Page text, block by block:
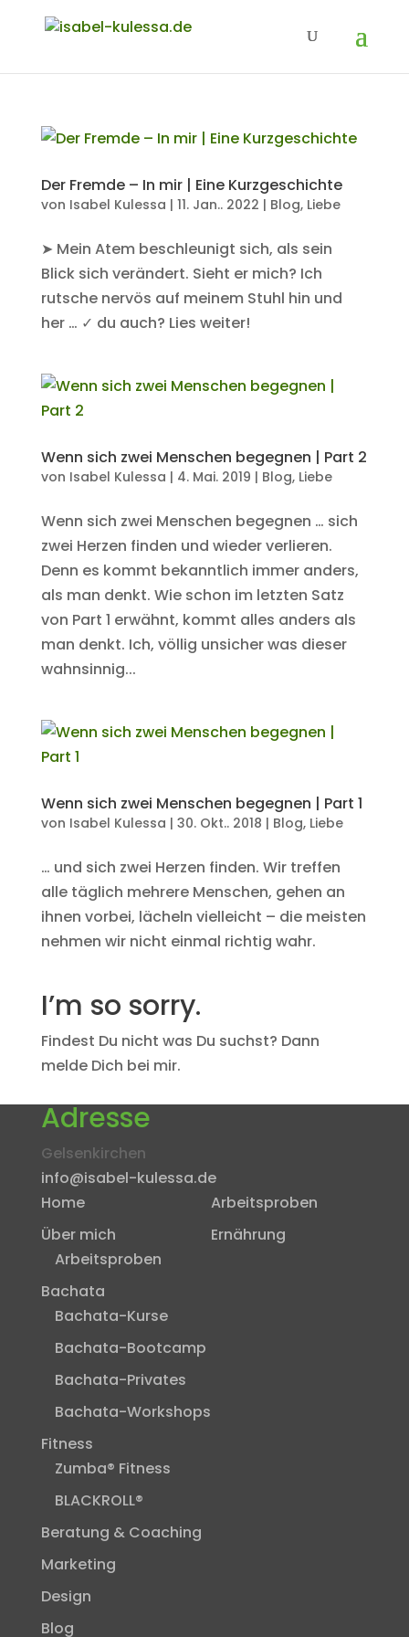
Der Fremde – In mir | Eine Kurzgeschichte
von Isabel Kulessa | 11. Jan.. 2022 | Blog, Liebe
➤ Mein Atem beschleunigt sich, als sein
Blick sich verändert. Sieht er mich? Ich
rutsche nervös auf meinem Stuhl hin und
her … ✓ du auch? Lies weiter!
Wenn sich zwei Menschen begegnen | Part 2
von Isabel Kulessa | 4. Mai. 2019 | Blog, Liebe
Wenn sich zwei Menschen begegnen … sich
zwei Herzen finden und wieder verlieren.
Denn es kommt bekanntlich immer anders,
als man denkt. Wie schon im letzten Satz
von Part 1 erwähnt, kommt alles anders als
man denkt. Ich, völlig unsicher was dieser
wahnsinnig...
Wenn sich zwei Menschen begegnen | Part 1
von Isabel Kulessa | 30. Okt.. 2018 | Blog, Liebe
… und sich zwei Herzen finden. Wir treffen
alle täglich mehrere Menschen, gehen an
ihnen vorbei, lächeln vielleicht – die meisten
nehmen wir nicht einmal richtig wahr.
I’m so sorry.
Findest Du nicht was Du suchst? Dann
melde Dich bei mir.
Adresse
Gelsenkirchen
info@isabel-kulessa.de
Home
Über mich
Arbeitsproben
Bachata
Bachata-Kurse
Bachata-Bootcamp
Bachata-Privates
Bachata-Workshops
Fitness
Zumba® Fitness
BLACKROLL®
Beratung & Coaching
Marketing
Design
Blog
Arbeitsproben
Ernährung